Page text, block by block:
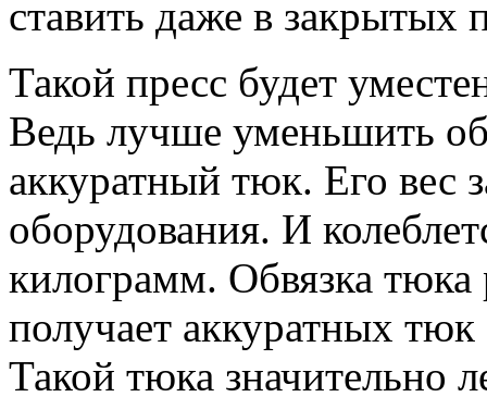
ставить даже в закрытых
Такой пресс будет
Ведь лучше уменьшить
аккуратный тюк. Его вес
оборудования. И
килограмм. Обвязка
получает аккуратных
Такой тюка значительно